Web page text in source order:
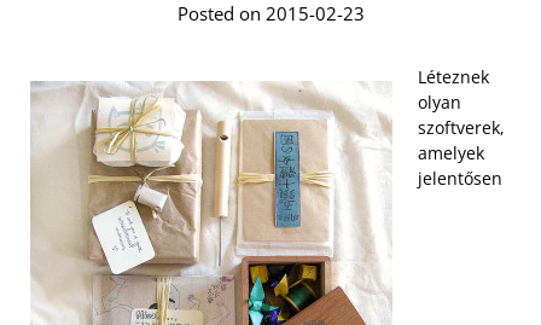
Posted on 2015-02-23
Léteznek
olyan
szoftverek,
amelyek
jelentősen